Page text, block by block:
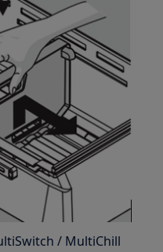
/ MultiChill